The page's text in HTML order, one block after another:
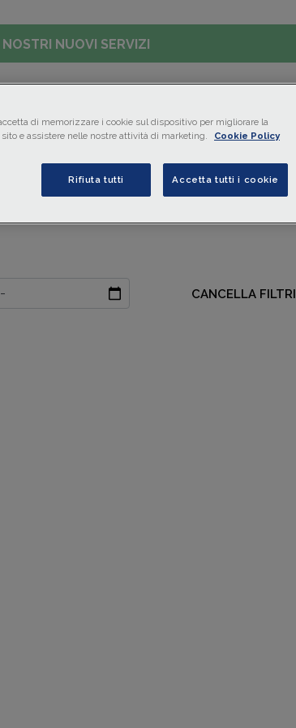
NUOVI SERVIZI
CANCELLA FILTRI
di memorizzare i cookie sul dispositivo per migliorare la
e assistere nelle nostre attività di marketing.
Cookie Policy
Rifiuta tutti Accetta tutti i cookie